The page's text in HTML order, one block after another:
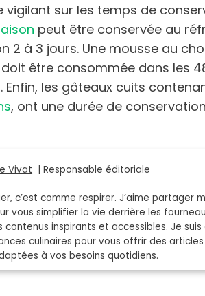
vigilant sur les temps de
peut être conservée au
2 à 3 jours. Une mousse au
être consommée dans les
Enfin, les gâteaux cuits
, ont une durée de
Vivat | Responsable éditoriale
c’est comme respirer. J’aime partager
vous simplifier la vie derrière les
contenus inspirants et accessibles. Je
culinaires pour vous offrir des
à vos besoins quotidiens.